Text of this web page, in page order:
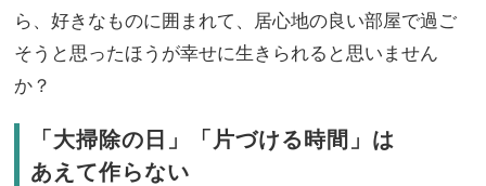
ら、好きなものに囲まれて、居心地の良い部屋で過ご
そうと思ったほうが幸せに生きられると思いません
か？
「大掃除の日」「片づける時間」は
あえて作らない